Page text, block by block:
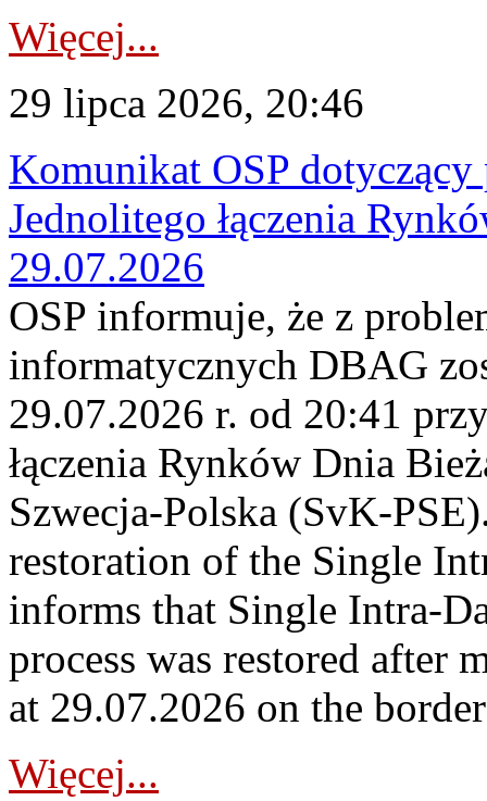
Więcej...
29 lipca 2026, 20:46
Komunikat OSP
Jednolitego łączenia
29.07.2026
OSP informuje, że z
informatycznych DBAG
29.07.2026 r. od 20:41
łączenia Rynków Dnia
Szwecja-Polska (SvK-
restoration of the Single
informs that Single Intra-
process was restored after
at 29.07.2026 on the
Więcej...